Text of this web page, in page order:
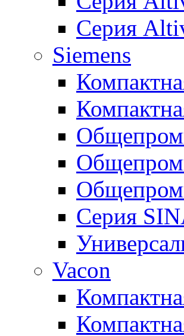
Серия
Siemens
Серия
Vacon